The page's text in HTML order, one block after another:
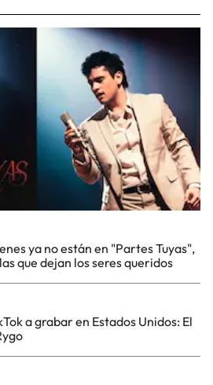
ya no están en "Partes Tuyas",
que dejan los seres queridos
a grabar en Estados Unidos: El